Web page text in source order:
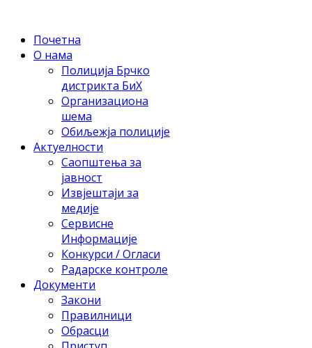
Почетна
О нама
Полиција Брчко
дистрикта БиХ
Организациона
шема
Обиљежја полиције
Актуелности
Саопштења за
јавност
Извјештаји за
медије
Сервисне
Информације
Конкурси / Огласи
Радарске контроле
Документи
Закони
Правилници
Обрасци